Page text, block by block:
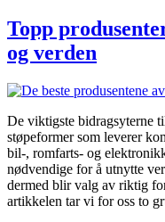
Topp
og verden
De viktigste bidragsyterne
støpeformer som leverer
bil-, romfarts- og
nødvendige for å utnytte
dermed blir valg av riktig
artikkelen tar vi for oss to